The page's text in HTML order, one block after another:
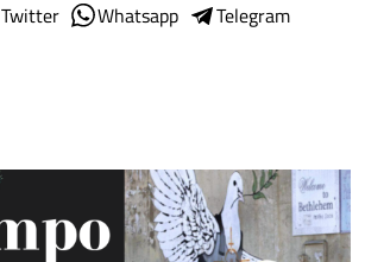
Twitter Whatsapp
Telegram